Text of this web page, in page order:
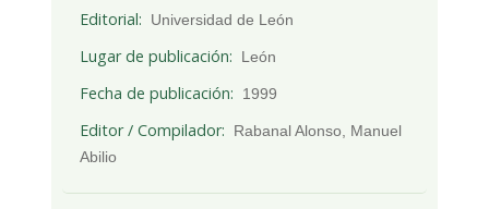
Editorial Universidad de León
Lugar de publicación León
Fecha de publicación 1999
Editor / Compilador
Rabanal Alonso, Manuel
Abilio